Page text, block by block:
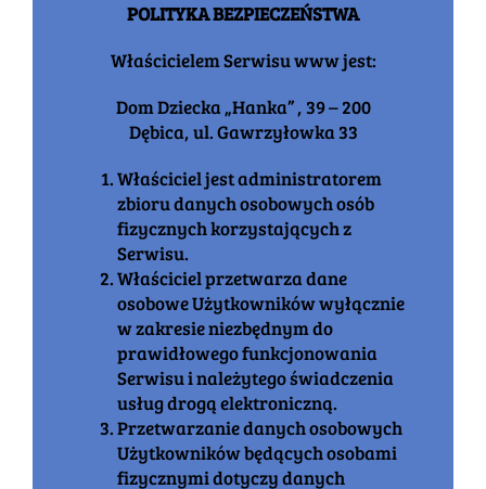
POLITYKA BEZPIECZEŃSTWA
Właścicielem Serwisu www jest:
Dom Dziecka „Hanka” , 39 – 200
Dębica, ul. Gawrzyłowka 33
Właściciel jest administratorem
zbioru danych osobowych osób
fizycznych korzystających z
Serwisu.
Właściciel przetwarza dane
osobowe Użytkowników wyłącznie
w zakresie niezbędnym do
prawidłowego funkcjonowania
Serwisu i należytego świadczenia
usług drogą elektroniczną.
Przetwarzanie danych osobowych
Użytkowników będących osobami
fizycznymi dotyczy danych